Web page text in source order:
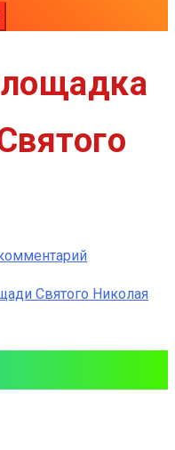
к
площадка
площади